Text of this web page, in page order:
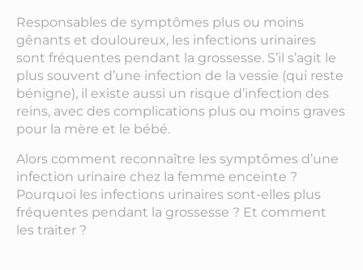
Responsables de symptômes plus ou moins
gênants et douloureux, les infections urinaires
sont fréquentes pendant la grossesse. S’il s’agit le
plus souvent d’une infection de la vessie (qui reste
bénigne), il existe aussi un risque d’infection des
reins, avec des complications plus ou moins graves
pour la mère et le bébé.
Alors comment reconnaître les symptômes d’une
infection urinaire chez la femme enceinte ?
Pourquoi les infections urinaires sont-elles plus
fréquentes pendant la grossesse ? Et comment
les traiter ?